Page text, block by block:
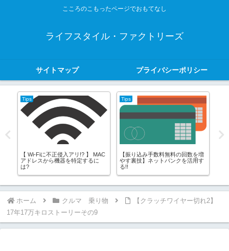
こころのこもったページでおもてなし
ライフスタイル・ファクトリーズ
サイトマップ プライバシーポリシー
Tips
【 Wi-Fiに不正侵入アリ!? 】 MAC
アドレスから機器を特定するに
は?
Tips
【振り込み手数料無料の回数を増
やす裏技】ネットバンクを活用す
る!!
ホーム クルマ 乗り物
【クラッチワイヤー切れ2】
17年17万キロストーリーその9